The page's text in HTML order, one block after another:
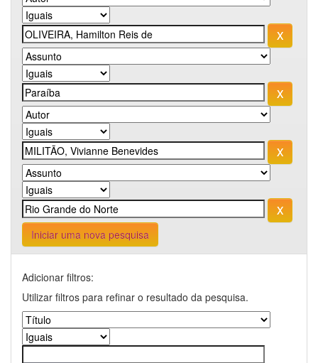
Iniciar uma nova pesquisa
Adicionar filtros:
Utilizar filtros para refinar o resultado da pesquisa.